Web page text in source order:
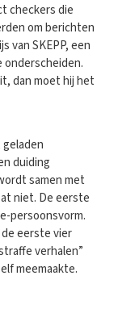
checkers die
om berichten
van SKEPP, een
dan moet hij het
duiding
samen met
niet. De eerste
persoonsvorm.
eerste vier
verhalen”
meemaakte.